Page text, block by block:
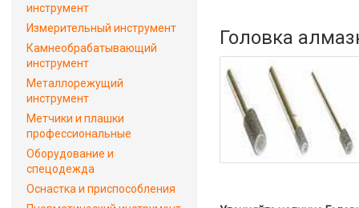
Головка
инструмент
Измерительный инструмент
Камнеобрабатывающий
инструмент
Металлорежущий
инструмент
Метчики и плашки
профессиональные
Оборудование и
спецодежда
Оснастка и приспособления